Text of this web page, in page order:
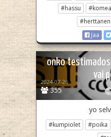
#hassu
#komea
#herttanen
Jaa
onko
vai
355
2024-07-26
yo
#kumpiolet #poika